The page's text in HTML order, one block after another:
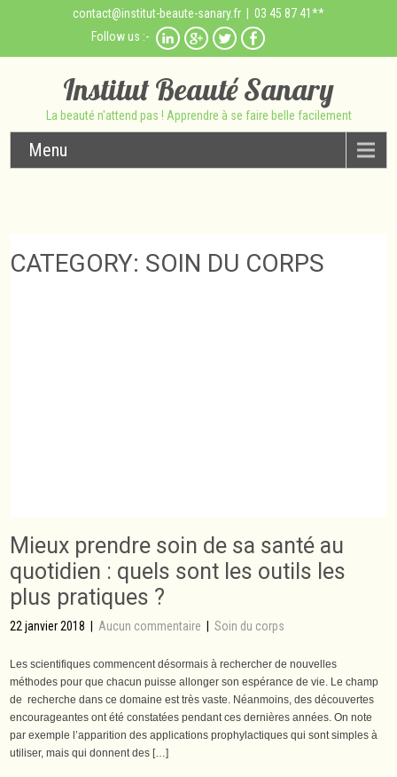
contact@institut-beaute-sanary.fr | 03 45 87 41**
Follow us :-
Institut Beauté Sanary
La beauté n'attend pas ! Apprendre à se faire belle facilement
Menu
CATEGORY: SOIN DU CORPS
Mieux prendre soin de sa santé au
quotidien : quels sont les outils les
plus pratiques ?
22 janvier 2018 Aucun commentaire |Soin du corps
Les scientifiques commencent désormais à rechercher de nouvelles
méthodes pour que chacun puisse allonger son espérance de vie. Le champ
de recherche dans ce domaine est très vaste. Néanmoins, des découvertes
encourageantes ont été constatées pendant ces dernières années. On note
par exemple l’apparition des applications prophylactiques qui sont simples à
utiliser, mais qui donnent des […]